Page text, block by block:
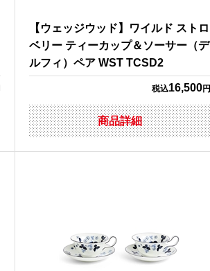
【ウェッジウッド】ワイルド ストロ
ベリー ティーカップ＆ソーサー（デ
ルフィ）ペア WST TCSD2
税込16,500円
商品詳細